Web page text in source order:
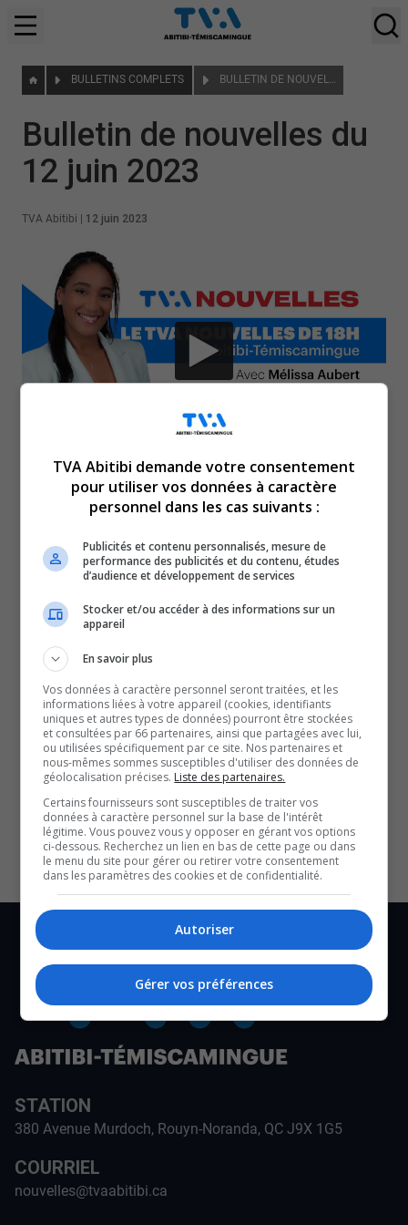
BULLETINS COMPLETS BULLETIN DE NOUVELLES DU 12 JUIN 2023
Bulletin de nouvelles du
12 juin 2023
TVA Abitibi 12 juin 2023
Voici l’actualité de l’Abitibi-Témiscamingue.
Le TVA 12 h 13 et le TVA 17 h 58 sont des rendez-vous
incontournables pour connaître tout de l’actualité
régionale. Avec un bulletin de 12 minutes sur l’heure du
pour faire un tour d’horizon complet de ce qui a marqué
QUESTION DU JOUR
Commentaires
SOUTENIR NOS MÉDIAS, C’EST PROTÉGER NOTRE
CULTURE ET NOTRE ÉCONOMIE
STATION
380 Avenue Murdoch, Rouyn-Noranda, QC J9X 1G5
COURRIEL
nouvelles@tvaabitibi.ca
TVA Abitibi demande votre consentement
pour utiliser vos données à caractère
personnel dans les cas suivants :
Publicités et contenu personnalisés, mesure de
performance des publicités et du contenu, études
d’audience et développement de services
Stocker et/ou accéder à des informations sur un
appareil
En savoir plus
Vos données à caractère personnel seront traitées, et les
informations liées à votre appareil (cookies, identifiants
uniques et autres types de données) pourront être stockées
et consultées par 66 partenaires, ainsi que partagées avec lui,
ou utilisées spécifiquement par ce site. Nos partenaires et
nous-mêmes sommes susceptibles d'utiliser des données de
géolocalisation précises. Liste des partenaires.
Certains fournisseurs sont susceptibles de traiter vos
données à caractère personnel sur la base de l'intérêt
légitime. Vous pouvez vous y opposer en gérant vos options
ci-dessous. Recherchez un lien en bas de cette page ou dans
le menu du site pour gérer ou retirer votre consentement
dans les paramètres des cookies et de confidentialité.
Autoriser
Gérer vos préférences